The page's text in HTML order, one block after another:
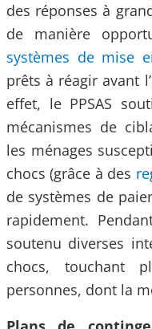
des réponses à
de manière
systèmes de mise
prêts à réagir avant
effet, le PPSAS
mécanismes de
les ménages
chocs (grâce à des
de systèmes de
rapidement.
soutenu diverses
chocs, touchant
personnes, dont la